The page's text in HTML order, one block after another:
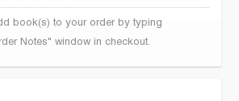
book(s) to your order by typing
Notes" window in checkout.